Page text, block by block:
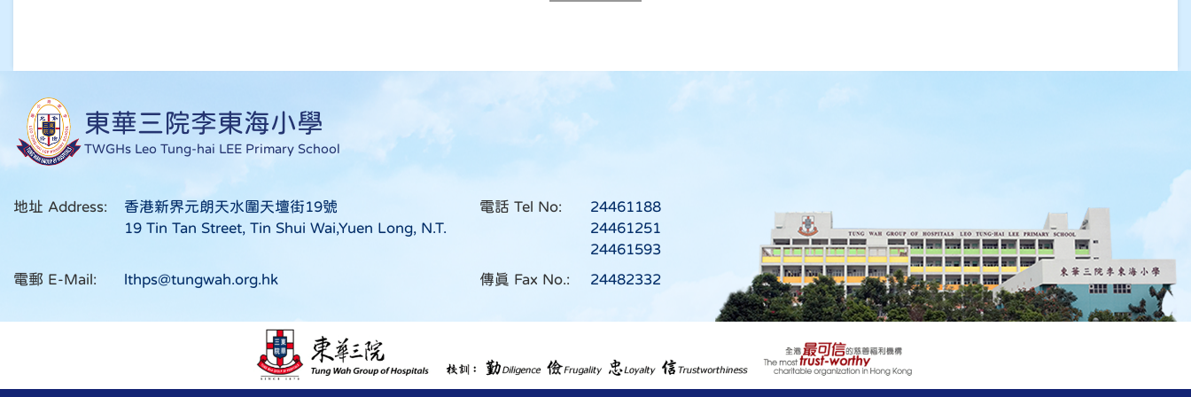
東華三院李東海小學
TWGHs Leo Tung-hai LEE Primary School
地址 Address:
香港新界元朗天水圍天壇街19號
19 Tin Tan Street, Tin Shui Wai,Yuen Long, N.T.
電話 Tel No:
24461188
24461251
24461593
電郵 E-Mail:
lthps@tungwah.org.hk 傳真 Fax No.: 24482332